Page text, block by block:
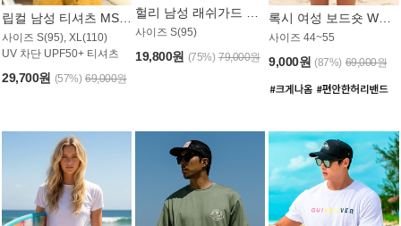
사이즈 S(95), XL(110)
UV 차단 UPF50+ 티셔츠
29,700원 (57%) 69,000원
사이즈 S(95)
19,800원 (75%) 79,000원
사이즈 44~55
9,000원 (87%) 69,000원